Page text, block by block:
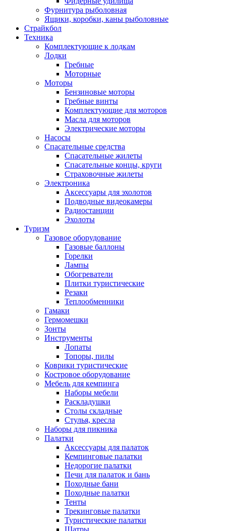
Фурнитура рыболовная
Ящики, коробки, каны рыболовные
Страйкбол
Техника
Комплектующие к лодкам
Лодки
Гребные
Моторные
Моторы
Бензиновые моторы
Гребные винты
Комплектующие для моторов
Масла для моторов
Электрические моторы
Насосы
Спасательные средства
Спасательные жилеты
Спасательные концы, круги
Страховочные жилеты
Электроника
Аксессуары для эхолотов
Подводные видеокамеры
Радиостанции
Эхолоты
Туризм
Газовое оборудование
Газовые баллоны
Горелки
Лампы
Обогреватели
Плитки туристические
Резаки
Теплообменники
Гамаки
Гермомешки
Зонты
Инструменты
Лопаты
Топоры, пилы
Коврики туристические
Костровое оборудование
Мебель для кемпинга
Наборы мебели
Раскладушки
Столы складные
Стулья, кресла
Наборы для пикника
Палатки
Аксессуары для палаток
Кемпинговые палатки
Недорогие палатки
Печи для палаток и бань
Походные бани
Походные палатки
Тенты
Трекинговые палатки
Туристические палатки
Шатры